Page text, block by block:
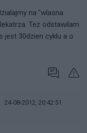
na "wlasna
Tez odstawilam
jest 30dzien cyklu a o
24-08-2012, 20:42:51